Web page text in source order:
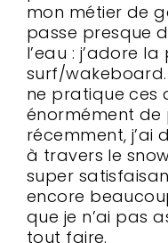
mon métier de
passe presque
l’eau : j’adore
surf/
ne pratique ces
énormément de
récemment,
à travers le
super
encore
que je n’ai pas
tout faire.